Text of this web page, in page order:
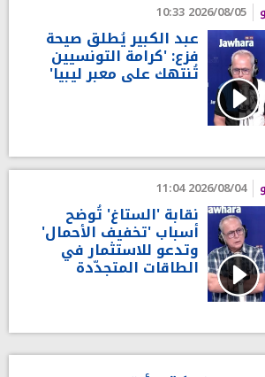
2026/08/05 10:33
عبد الكبير يُطلق صيحة
فزع: 'كرامة التونسيين
تُنتهك على معبر ليبيا'
2026/08/04 11:04
نقابة 'الستاغ' تُوضح
أسباب 'تخفيف الأحمال'
وتدعو للاستثمار في
الطاقات المتجدّدة